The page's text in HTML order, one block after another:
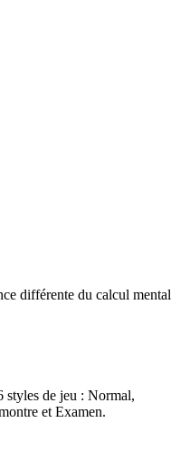
différente du calcul mental
styles de jeu : Normal,
et Examen.